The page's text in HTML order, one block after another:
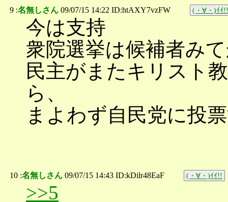
9 :名無しさん 09/07/15 14:22 ID:htAXY7vzFW (・∀・)ｲｲ!!
今は支持
衆院選挙は候補者み
民主がまたキリスト
ら、
まよわず自民党に投
10 :名無しさん 09/07/15 14:43 ID:kDilr48EaF (・∀・)ｲｲ!!
>>5